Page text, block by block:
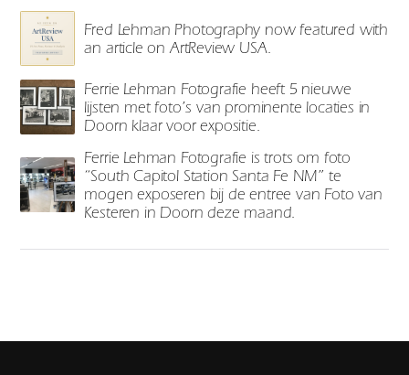
Fred Lehman Photography now featured with
an article on ArtReview USA.
Ferrie Lehman Fotografie heeft 5 nieuwe
lijsten met foto’s van prominente locaties in
Doorn klaar voor expositie.
Ferrie Lehman Fotografie is trots om foto
“South Capitol Station Santa Fe NM” te
mogen exposeren bij de entree van Foto van
Kesteren in Doorn deze maand.